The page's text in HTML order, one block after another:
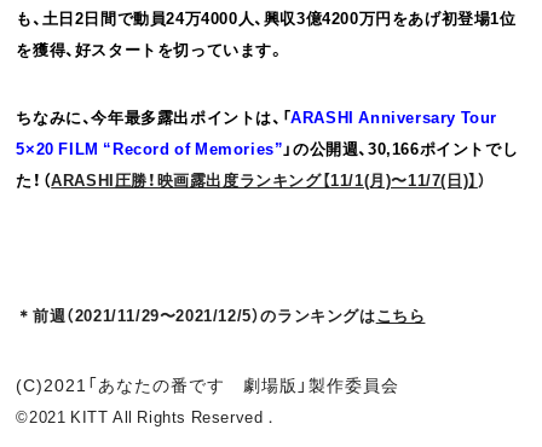
も、土日2日間で動員24万4000人、興収3億4200万円をあげ初登場1位
を獲得、好スタートを切っています。
ちなみに、今年最多露出ポイントは、「ARASHI Anniversary Tour
5×20 FILM “Record of Memories”」の公開週、30,166ポイントでし
た！ （ARASHI圧勝！映画露出度ランキング【11/1(月)〜11/7(日)】）
＊前週（2021/11/29〜2021/12/5）のランキングはこちら
(C)2021「あなたの番です 劇場版」製作委員会
©2021 KITT All Rights Reserved．